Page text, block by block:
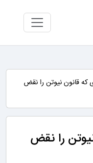
که قانون نیوتن را نقض
را نقض